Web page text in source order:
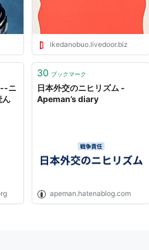
ikedanobuo.livedoor.biz
ニ
ん
30 ブックマーク
日本外交のニヒリズム -
Apeman’s diary
apeman.hatenablog.com